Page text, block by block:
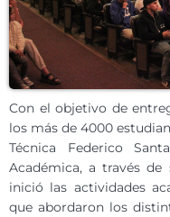
Con el objetivo de
los más de 4000
Técnica Federico
Académica, a través de
inició las actividades
que abordaron los